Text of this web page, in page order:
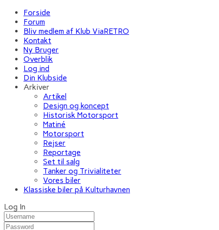
Forside
Forum
Bliv medlem af Klub ViaRETRO
Kontakt
Ny Bruger
Overblik
Log ind
Din Klubside
Arkiver
Artikel
Design og koncept
Historisk Motorsport
Matiné
Motorsport
Rejser
Reportage
Set til salg
Tanker og Trivialiteter
Vores biler
Klassiske biler på Kulturhavnen
Log In